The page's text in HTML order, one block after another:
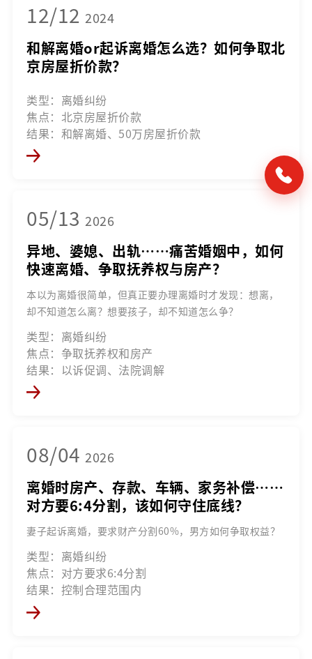
12/12 2024
和解离婚or起诉离婚怎么选？如何争取北
京房屋折价款？
类型：离婚纠纷
焦点：北京房屋折价款
结果：和解离婚、50万房屋折价款
05/13 2026
异地、婆媳、出轨……痛苦婚姻中，如何
快速离婚、争取抚养权与房产？
本以为离婚很简单，但真正要办理离婚时才发现：想离，
却不知道怎么离？想要孩子，却不知道怎么争？
类型：离婚纠纷
焦点：争取抚养权和房产
结果：以诉促调、法院调解
08/04 2026
离婚时房产、存款、车辆、家务补偿……
对方要6:4分割，该如何守住底线？
妻子起诉离婚，要求财产分割60%，男方如何争取权益？
类型：离婚纠纷
焦点：对方要求6:4分割
结果：控制合理范围内